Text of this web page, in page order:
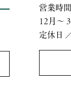
営業時
12月～
定休日